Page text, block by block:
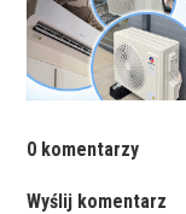
0 komentarzy
Wyślij komentarz